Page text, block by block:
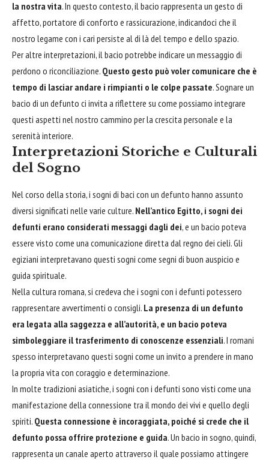
la nostra vita. In questo contesto, il bacio rappresenta un gesto di
affetto, portatore di conforto e rassicurazione, indicandoci che il
nostro legame con i cari persiste al di là del tempo e dello spazio.
Per altre interpretazioni, il bacio potrebbe indicare un messaggio di
perdono o riconciliazione. Questo gesto può voler comunicare che è
tempo di lasciar andare i rimpianti o le colpe passate. Sognare un
bacio di un defunto ci invita a riflettere su come possiamo integrare
questi aspetti nel nostro cammino per la crescita personale e la
serenità interiore.
Interpretazioni Storiche e Culturali
del Sogno
Nel corso della storia, i sogni di baci con un defunto hanno assunto
diversi significati nelle varie culture. Nell’antico Egitto, i sogni dei
defunti erano considerati messaggi dagli dei, e un bacio poteva
essere visto come una comunicazione diretta dal regno dei cieli. Gli
egiziani interpretavano questi sogni come segni di buon auspicio e
guida spirituale.
Nella cultura romana, si credeva che i sogni con i defunti potessero
rappresentare avvertimenti o consigli. La presenza di un defunto
era legata alla saggezza e all’autorità, e un bacio poteva
simboleggiare il trasferimento di conoscenze essenziali. I romani
spesso interpretavano questi sogni come un invito a prendere in mano
la propria vita con coraggio e determinazione.
In molte tradizioni asiatiche, i sogni con i defunti sono visti come una
manifestazione della connessione tra il mondo dei vivi e quello degli
spiriti. Questa connessione è incoraggiata, poiché si crede che il
defunto possa offrire protezione e guida. Un bacio in sogno, quindi,
rappresenta un canale aperto attraverso il quale possiamo attingere